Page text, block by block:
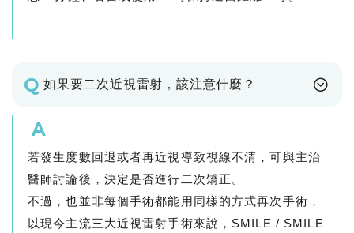
Q 如果要二次近視雷射，該注意什麼？
A
若發生度數回退或者再近視導致視線不清，可與主治
醫師討論後，決定是否進行二次矯正。
不過，也並非每個手術都能用同樣的方式再次手術，
以現今主流三大近視雷射手術來說，SMILE / SMILE